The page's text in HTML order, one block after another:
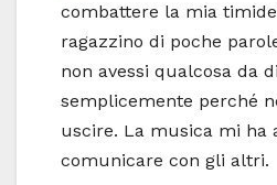
combattere la mia
ragazzino di poche
non avessi qualcosa da
semplicemente perché
uscire. La musica mi ha
comunicare con gli altri.